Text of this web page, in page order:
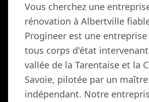
Vous cherchez une
rénovation à Albertville
Progineer est une
tous corps d'état
vallée de la Tarentaise et la
Savoie, pilotée par un
indépendant. Notre